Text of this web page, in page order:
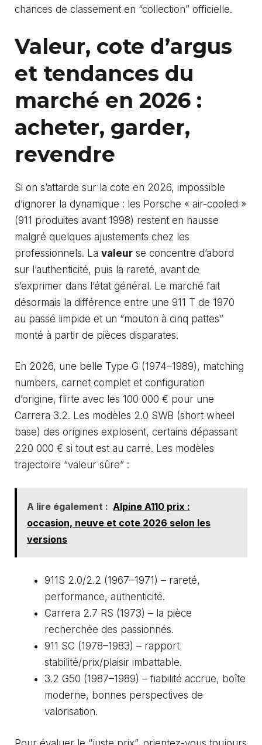
chances de classement en “collection” officielle.
Valeur, cote d’argus
et tendances du
marché en 2026 :
acheter, garder,
revendre
Si on s’attarde sur la cote en 2026, impossible
d’ignorer la dynamique : les Porsche « air-cooled »
(911 produites avant 1998) restent en hausse
malgré quelques ajustements chez les
professionnels. La valeur se concentre d’abord
sur l’authenticité, puis la rareté, avant de
s’exprimer dans l’état général. Le marché fait
désormais la différence entre une 911 T de 1970
au passé limpide et un “mouton à cinq pattes”
monté à partir de pièces disparates.
En 2026, une belle Type G (1974–1989), matching
numbers, carnet complet et configuration
d’origine, flirte avec les 100 000 € pour une
Carrera 3.2. Les modèles 2.0 SWB (short wheel
base) des origines explosent, certains dépassant
220 000 € si tout est au carré. Les modèles
trajectoire “valeur sûre” :
A lire également : Alpine A110 prix :
occasion, neuve et cote 2026 selon les
versions
911S 2.0/2.2 (1967–1971) – rareté,
performance, authenticité.
Carrera 2.7 RS (1973) – la pièce
recherchée des passionnés.
911 SC (1978–1983) – rapport
stabilité/prix/plaisir imbattable.
3.2 G50 (1987–1989) – fiabilité accrue, boîte
moderne, bonnes perspectives de
valorisation.